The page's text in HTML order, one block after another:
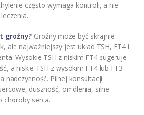
często wymaga kontroli, a nie
groźny? Groźny może być skrajnie
ale najważniejszy jest układ TSH, FT4 i
Wysokie TSH z niskim FT4 sugeruje
a niskie TSH z wysokim FT4 lub FT3
nadczynność. Pilnej konsultacji
duszność, omdlenia, silne
choroby serca.